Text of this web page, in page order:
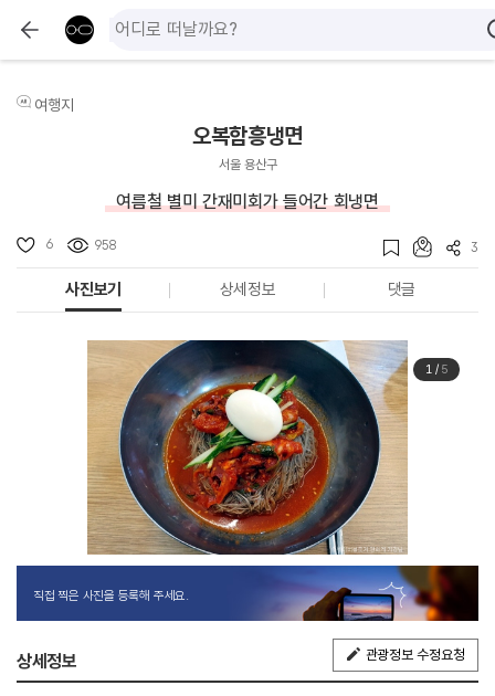
여행지
오복함흥냉면
서울 용산구
여름철 별미 간재미회가 들어간 회냉면
6 958 3
사진보기 상세정보 댓글
1/ 5
직접 찍은 사진을 등록해 주세요.
상세정보 관광정보 수정요청